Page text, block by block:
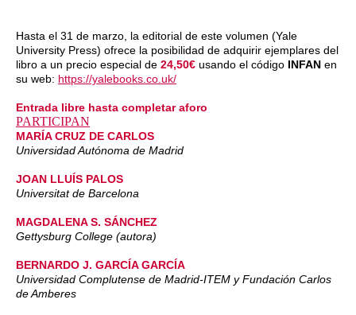
Hasta el 31 de marzo, la editorial de este volumen (Yale
University Press) ofrece la posibilidad de adquirir ejemplares del
libro a un precio especial de 24,50€ usando el código INFAN en
su web: https://yalebooks.co.uk/
Entrada libre hasta completar aforo
PARTICIPAN
MARÍA CRUZ DE CARLOS
Universidad Autónoma de Madrid
JOAN LLUÍS PALOS
Universitat de Barcelona
MAGDALENA S. SÁNCHEZ
Gettysburg College (autora)
BERNARDO J. GARCÍA GARCÍA
Universidad Complutense de Madrid-ITEM y Fundación Carlos
de Amberes